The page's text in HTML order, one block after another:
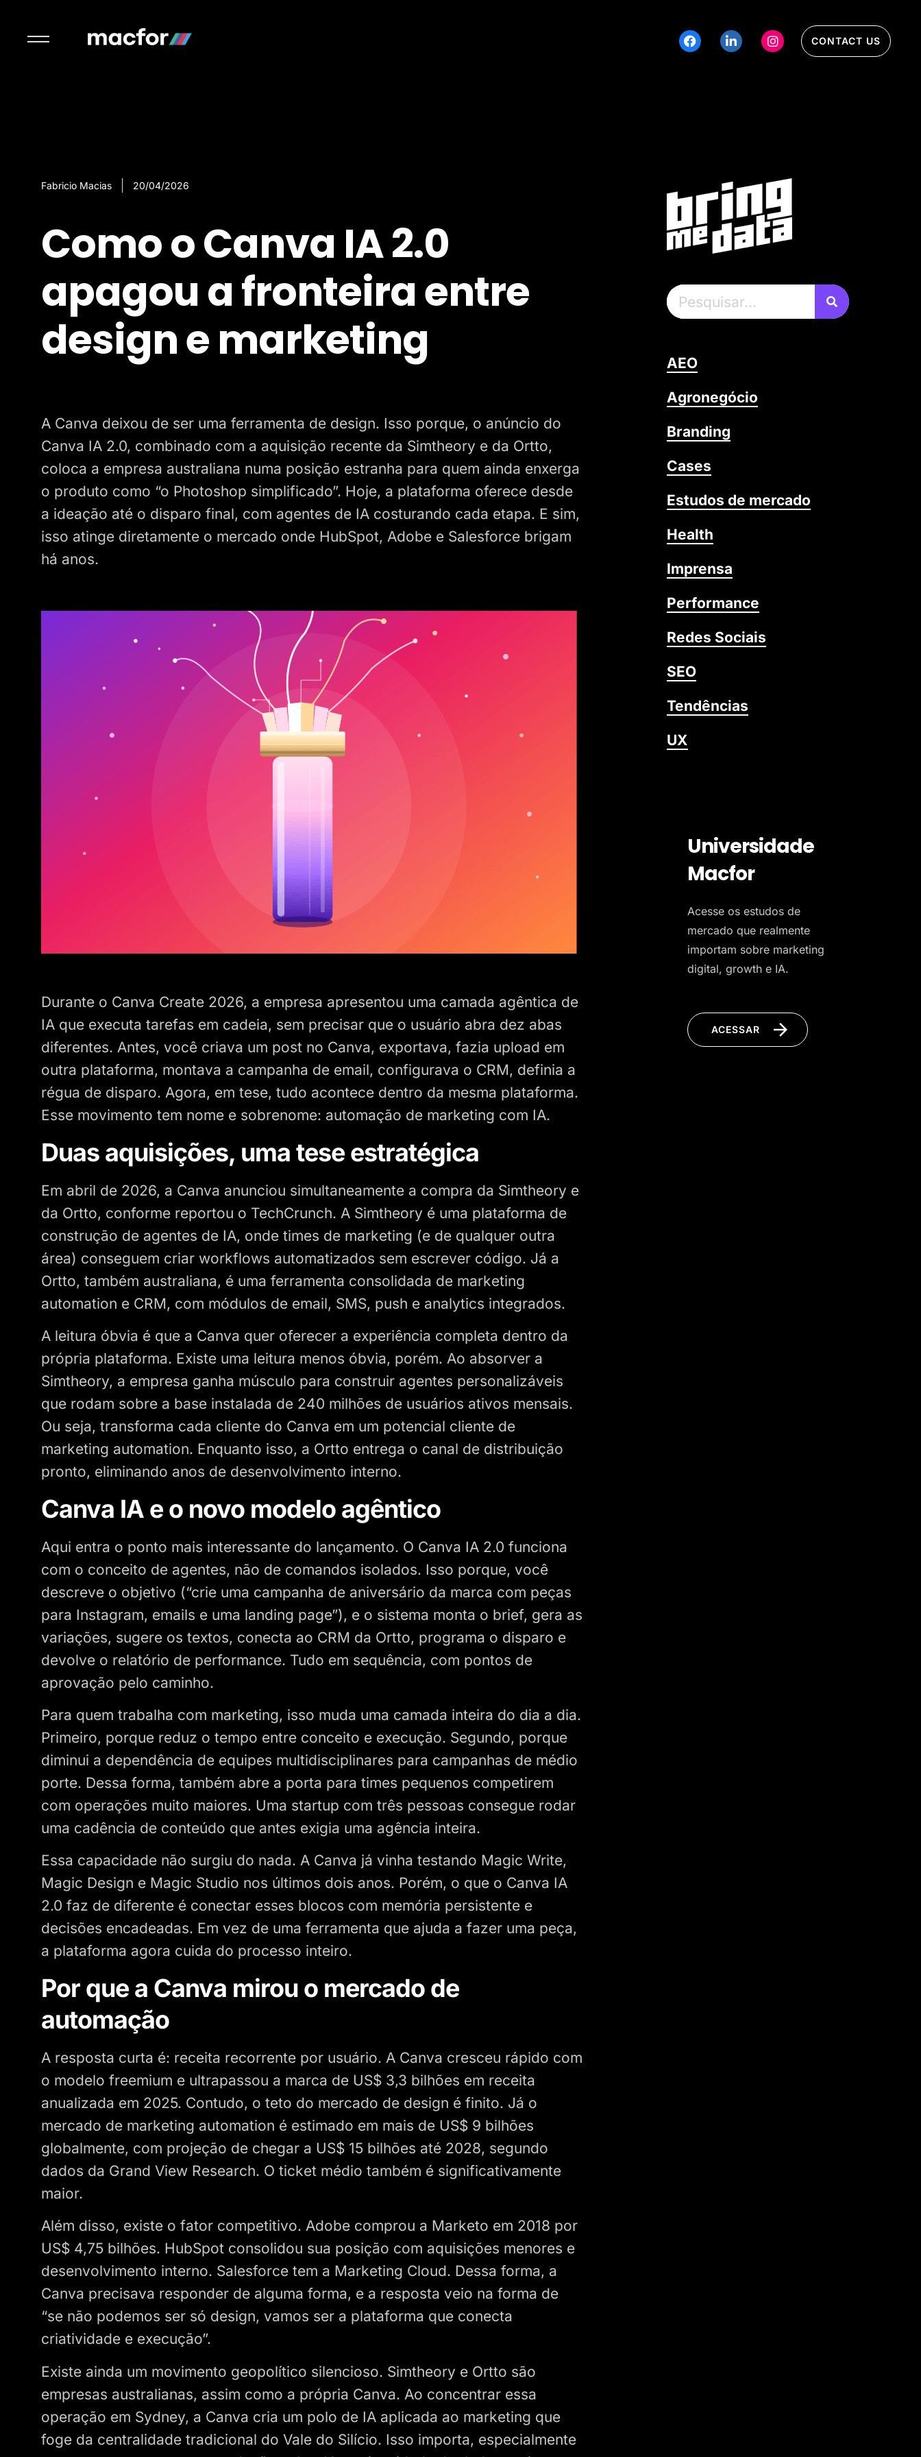
CONTACT US
Fabricio Macias 20/04/2026
Como o Canva IA 2.0
apagou a fronteira entre
design e marketing
A Canva deixou de ser uma ferramenta de design. Isso porque, o anúncio do
Canva IA 2.0, combinado com a aquisição recente da Simtheory e da Ortto,
coloca a empresa australiana numa posição estranha para quem ainda enxerga
o produto como “o Photoshop simplificado”. Hoje, a plataforma oferece desde
a ideação até o disparo final, com agentes de IA costurando cada etapa. E sim,
isso atinge diretamente o mercado onde HubSpot, Adobe e Salesforce brigam
há anos.
Durante o Canva Create 2026, a empresa apresentou uma camada agêntica de
IA que executa tarefas em cadeia, sem precisar que o usuário abra dez abas
diferentes. Antes, você criava um post no Canva, exportava, fazia upload em
outra plataforma, montava a campanha de email, configurava o CRM, definia a
régua de disparo. Agora, em tese, tudo acontece dentro da mesma plataforma.
Esse movimento tem nome e sobrenome: automação de marketing com IA.
Duas aquisições, uma tese estratégica
Em abril de 2026, a Canva anunciou simultaneamente a compra da Simtheory e
da Ortto, conforme reportou o TechCrunch. A Simtheory é uma plataforma de
construção de agentes de IA, onde times de marketing (e de qualquer outra
área) conseguem criar workflows automatizados sem escrever código. Já a
Ortto, também australiana, é uma ferramenta consolidada de marketing
automation e CRM, com módulos de email, SMS, push e analytics integrados.
A leitura óbvia é que a Canva quer oferecer a experiência completa dentro da
própria plataforma. Existe uma leitura menos óbvia, porém. Ao absorver a
Simtheory, a empresa ganha músculo para construir agentes personalizáveis
que rodam sobre a base instalada de 240 milhões de usuários ativos mensais.
Ou seja, transforma cada cliente do Canva em um potencial cliente de
marketing automation. Enquanto isso, a Ortto entrega o canal de distribuição
pronto, eliminando anos de desenvolvimento interno.
Canva IA e o novo modelo agêntico
Aqui entra o ponto mais interessante do lançamento. O Canva IA 2.0 funciona
com o conceito de agentes, não de comandos isolados. Isso porque, você
descreve o objetivo (“crie uma campanha de aniversário da marca com peças
para Instagram, emails e uma landing page”), e o sistema monta o brief, gera as
variações, sugere os textos, conecta ao CRM da Ortto, programa o disparo e
devolve o relatório de performance. Tudo em sequência, com pontos de
aprovação pelo caminho.
Para quem trabalha com marketing, isso muda uma camada inteira do dia a dia.
Primeiro, porque reduz o tempo entre conceito e execução. Segundo, porque
diminui a dependência de equipes multidisciplinares para campanhas de médio
porte. Dessa forma, também abre a porta para times pequenos competirem
com operações muito maiores. Uma startup com três pessoas consegue rodar
uma cadência de conteúdo que antes exigia uma agência inteira.
Essa capacidade não surgiu do nada. A Canva já vinha testando Magic Write,
Magic Design e Magic Studio nos últimos dois anos. Porém, o que o Canva IA
2.0 faz de diferente é conectar esses blocos com memória persistente e
decisões encadeadas. Em vez de uma ferramenta que ajuda a fazer uma peça,
a plataforma agora cuida do processo inteiro.
Por que a Canva mirou o mercado de
automação
A resposta curta é: receita recorrente por usuário. A Canva cresceu rápido com
o modelo freemium e ultrapassou a marca de US$ 3,3 bilhões em receita
anualizada em 2025. Contudo, o teto do mercado de design é finito. Já o
mercado de marketing automation é estimado em mais de US$ 9 bilhões
globalmente, com projeção de chegar a US$ 15 bilhões até 2028, segundo
dados da Grand View Research. O ticket médio também é significativamente
maior.
Além disso, existe o fator competitivo. Adobe comprou a Marketo em 2018 por
US$ 4,75 bilhões. HubSpot consolidou sua posição com aquisições menores e
desenvolvimento interno. Salesforce tem a Marketing Cloud. Dessa forma, a
Canva precisava responder de alguma forma, e a resposta veio na forma de
“se não podemos ser só design, vamos ser a plataforma que conecta
criatividade e execução”.
Existe ainda um movimento geopolítico silencioso. Simtheory e Ortto são
empresas australianas, assim como a própria Canva. Ao concentrar essa
operação em Sydney, a Canva cria um polo de IA aplicada ao marketing que
foge da centralidade tradicional do Vale do Silício. Isso importa, especialmente
AEO
Agronegócio
Branding
Cases
Estudos de mercado
Health
Imprensa
Performance
Redes Sociais
SEO
Tendências
UX
Universidade
Macfor
Acesse os estudos de
mercado que realmente
importam sobre marketing
digital, growth e IA.
ACESSAR